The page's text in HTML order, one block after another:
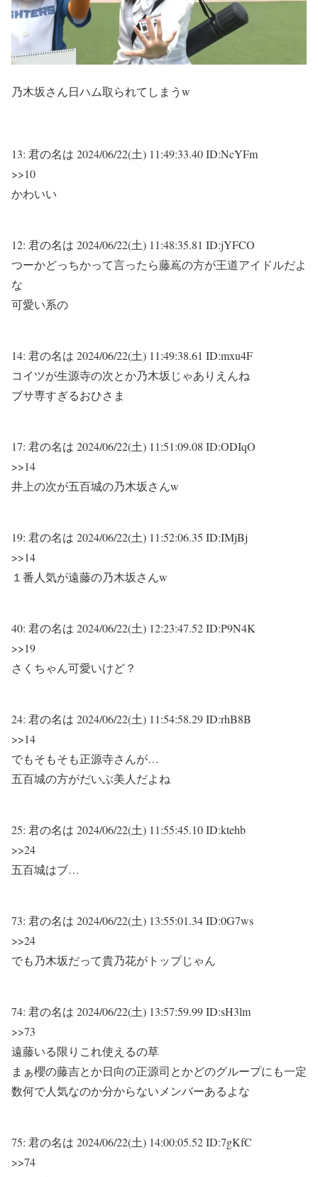
乃木坂さん日ハム取られてしまうw
13: 君の名は 2024/06/22(土) 11:49:33.40 ID:NcYFm
>>10
かわいい
12: 君の名は 2024/06/22(土) 11:48:35.81 ID:jYFCO
つーかどっちかって言ったら藤嶌の方が王道アイドルだよ
な
可愛い系の
14: 君の名は 2024/06/22(土) 11:49:38.61 ID:mxu4F
コイツが生源寺の次とか乃木坂じゃありえんね
ブサ専すぎるおひさま
17: 君の名は 2024/06/22(土) 11:51:09.08 ID:ODIqO
>>14
井上の次が五百城の乃木坂さんw
19: 君の名は 2024/06/22(土) 11:52:06.35 ID:IMjBj
>>14
１番人気が遠藤の乃木坂さんw
40: 君の名は 2024/06/22(土) 12:23:47.52 ID:P9N4K
>>19
さくちゃん可愛いけど？
24: 君の名は 2024/06/22(土) 11:54:58.29 ID:rhB8B
>>14
でもそもそも正源寺さんが…
五百城の方がだいぶ美人だよね
25: 君の名は 2024/06/22(土) 11:55:45.10 ID:ktehb
>>24
五百城はブ…
73: 君の名は 2024/06/22(土) 13:55:01.34 ID:0G7ws
>>24
でも乃木坂だって貴乃花がトップじゃん
74: 君の名は 2024/06/22(土) 13:57:59.99 ID:sH3lm
>>73
遠藤いる限りこれ使えるの草
まぁ櫻の藤吉とか日向の正源司とかどのグループにも一定
数何で人気なのか分からないメンバーあるよな
75: 君の名は 2024/06/22(土) 14:00:05.52 ID:7gKfC
>>74